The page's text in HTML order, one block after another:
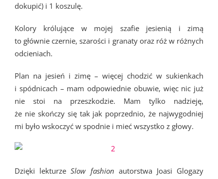
dokupić) i 1 koszulę.
Kolory królujące w mojej szafie jesienią i zimą
to głównie czernie, szarości i granaty oraz róż w różnych
odcieniach.
Plan na jesień i zimę – więcej chodzić w sukienkach
i spódnicach – mam odpowiednie obuwie, więc nic już
nie stoi na przeszkodzie. Mam tylko nadzieję,
że nie skończy się tak jak poprzednio, że najwygodniej
mi było wskoczyć w spodnie i mieć wszystko z głowy.
Dzięki lekturzeSlow fashion autorstwa Joasi Glogazy